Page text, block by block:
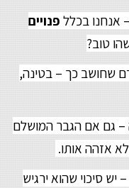
אנחנו בכלל פנויים
טוב?
שחושב כך – בטינה,
– גם אם הגבר המושלם
לא אזהה אותו.
יש סיכוי שהוא ירגיש